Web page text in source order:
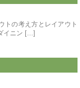
トの考え方とレイアウト
イニン […]